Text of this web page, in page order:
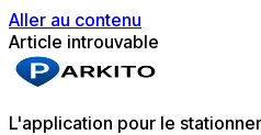
Aller au contenu
Article introuvable
L'application pour le